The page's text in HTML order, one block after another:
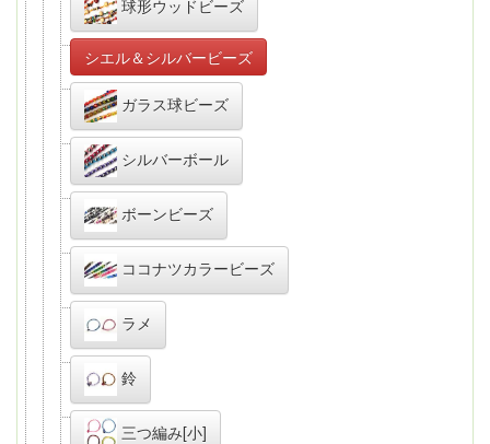
球形ウッドビーズ
シエル＆シルバービーズ
ガラス球ビーズ
シルバーボール
ボーンビーズ
ココナツカラービーズ
ラメ
鈴
三つ編み[小]